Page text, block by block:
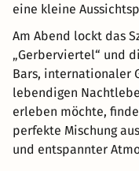
eine kleine
Am Abend lockt das
„Gerberviertel“ und
Bars, internationaler
lebendigen
erleben möchte,
perfekte Mischung
und entspannter